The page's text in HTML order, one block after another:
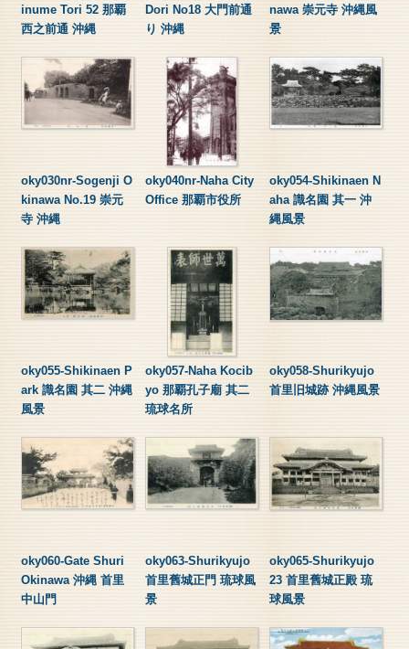
inume Tori 52 那覇
西之前通 沖縄
Dori No18 大門前通
り 沖縄
nawa 崇元寺 沖縄風
景
oky030nr-Sogenji O
kinawa No.19 崇元
寺 沖縄
oky040nr-Naha City
Office 那覇市役所
oky054-Shikinaen N
aha 識名園 其一 沖
縄風景
oky055-Shikinaen P
ark 識名園 其二 沖縄
風景
oky057-Naha Kocib
yo 那覇孔子廟 其二
琉球名所
oky058-Shurikyujo
首里旧城跡 沖縄風景
oky060-Gate Shuri
Okinawa 沖縄 首里
中山門
oky063-Shurikyujo
首里舊城正門 琉球風
景
oky065-Shurikyujo
23 首里舊城正殿 琉
球風景